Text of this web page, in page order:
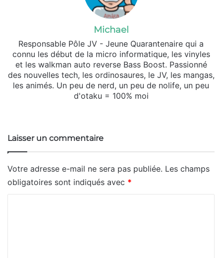
Michael
Responsable Pôle JV - Jeune Quarantenaire qui a
connu les début de la micro informatique, les vinyles
et les walkman auto reverse Bass Boost. Passionné
des nouvelles tech, les ordinosaures, le JV, les mangas,
les animés. Un peu de nerd, un peu de nolife, un peu
d'otaku = 100% moi
Laisser un commentaire
Votre adresse e-mail ne sera pas publiée. Les champs
obligatoires sont indiqués avec *